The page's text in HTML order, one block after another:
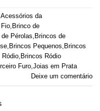
Acessórios da
, Brinco de
Pérolas, Brincos de
, Brincos Pequenos, Brincos
Ródio, Brincos Ródio
Furo,Joias em Prata
Deixe um comentário